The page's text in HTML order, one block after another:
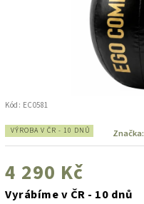
Kód: EC0581
VÝROBA V ČR - 10 DNŮ Značka:
4 290 Kč
Vyrábíme v ČR - 10 dnů